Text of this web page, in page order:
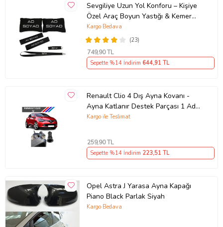
Sevgiliye Uzun Yol Konforu – Kişiye
Özel Araç Boyun Yastığı & Kemer
Pedi Hediye Seti
(23)
Kargo Bedava
749,90 TL
Sepette %14 İndirim 644,91 TL
Renault Clio 4 Dış Ayna Kovanı -
Ayna Katlanır Destek Parçası 1 Adet
490307706 M3625
Kargo ile Teslimat
259,90 TL
Sepette %14 İndirim 223,51 TL
Opel Astra J Yarasa Ayna Kapağı
Piano Black Parlak Siyah
Kargo Bedava